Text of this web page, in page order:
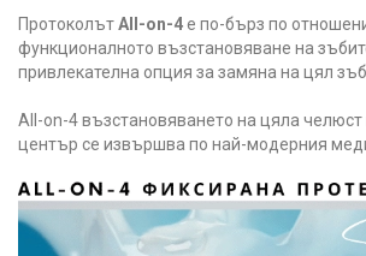
ПротоколътAll-on-4е по-бърз по
функционалното възстановяване на
привлекателна опция за замяна на цял
All-on-4 възстановяването на цяла
център се извършва по най-модерния